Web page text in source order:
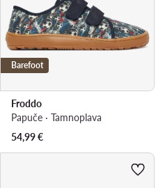
Barefoot
Froddo
Papuče · Tamnoplava
54,99€